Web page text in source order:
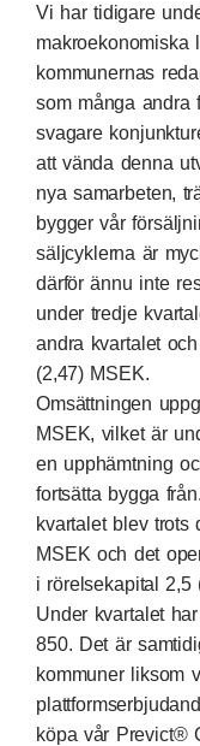
Vi har tidigare
makroekonomiska
kommunernas
som många andra
svagare
att vända denna
nya samarbeten,
bygger vår
säljcyklerna är
därför ännu inte
under tredje
andra kvartalet
(2,47) MSEK.
Omsättningen
MSEK, vilket är
en upphämtning
fortsätta bygga
kvartalet blev trots
MSEK och det
i rörelsekapital 2,5
Under kvartalet
850. Det är
kommuner liksom
köpa vår Previct®